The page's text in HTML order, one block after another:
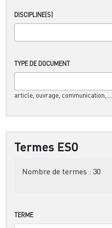
DISCIPLINE(S)
TYPE DE DOCUMENT
article, ouvrage, communication,....
Termes ESO
Nombre de termes : 30
TERME